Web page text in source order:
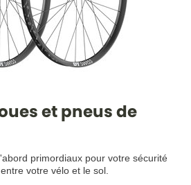
et pneus de
primordiaux pour votre sécurité
votre vélo et le sol.